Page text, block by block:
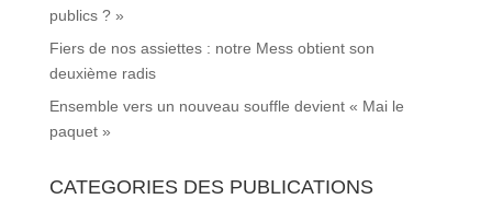
publics ? »
Fiers de nos assiettes : notre Mess obtient son
deuxième radis
Ensemble vers un nouveau souffle devient « Mai le
paquet »
CATEGORIES DES PUBLICATIONS